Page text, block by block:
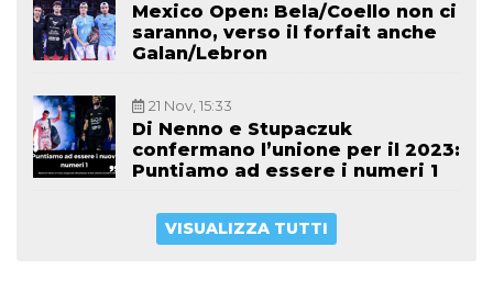
Mexico Open: Bela/Coello non ci
saranno, verso il forfait anche
Galan/Lebron
21 Nov, 15:33
Di Nenno e Stupaczuk
confermano l’unione per il 2023:
Puntiamo ad essere i numeri 1
VISUALIZZA TUTTI